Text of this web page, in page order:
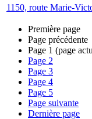
1150, route Marie-
Première page
Page précédente
Page 1 (page
Page 2
Page 3
Page 4
Page 5
Page suivante
Dernière page